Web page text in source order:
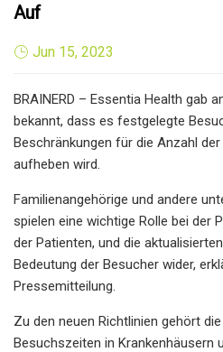
Auf
Jun 15, 2023
BRAINERD – Essentia Health gab
bekannt, dass es festgelegte
Beschränkungen für die Anzahl
aufheben wird.
Familienangehörige und andere
spielen eine wichtige Rolle bei der
der Patienten, und die
Bedeutung der Besucher wider,
Pressemitteilung.
Zu den neuen Richtlinien gehört
Besuchszeiten in Krankenhäusern